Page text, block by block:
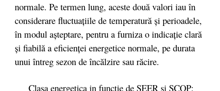
normale. Pe termen lung, aceste două valori iau în
considerare fluctuaţiile de temperatură şi perioadele,
în modul aşteptare, pentru a furniza o indicaţie clară
şi fiabilă a eficienţei energetice normale, pe durata
unui întreg sezon de încălzire sau răcire.
Clasa energetica in functie de SEER si SCOP: